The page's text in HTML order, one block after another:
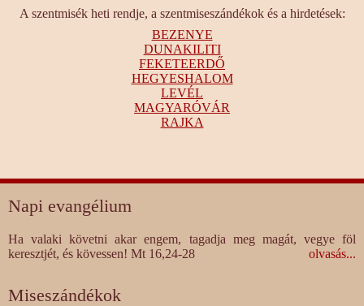
A szentmisék heti rendje, a szentmiseszándékok és a hirdetések:
BEZENYE
DUNAKILITI
FEKETEERDŐ
HEGYESHALOM
LEVÉL
MAGYARÓVÁR
RAJKA
Napi evangélium
Ha valaki követni akar engem, tagadja meg magát, vegye föl
keresztjét, és kövessen! Mt 16,24-28
olvasás...
Miseszándékok